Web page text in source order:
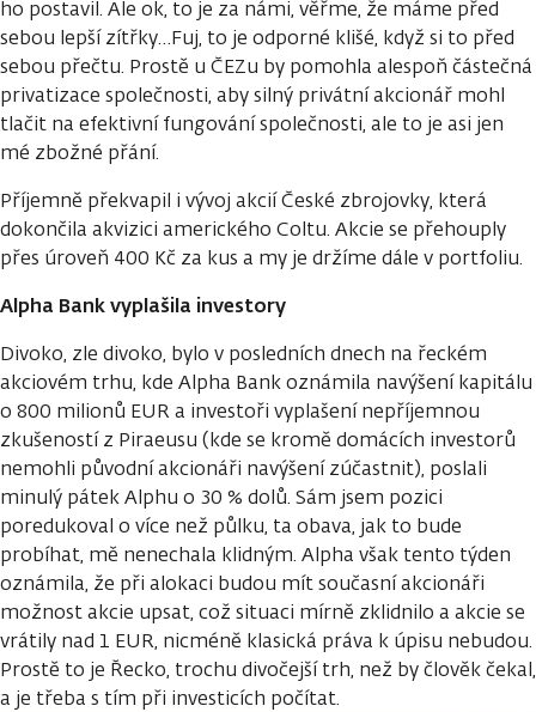
ho postavil. Ale ok, to je za námi, věřme, že máme před
sebou lepší zítřky…Fuj, to je odporné klišé, když si to před
sebou přečtu. Prostě u ČEZu by pomohla alespoň částečná
privatizace společnosti, aby silný privátní akcionář mohl
tlačit na efektivní fungování společnosti, ale to je asi jen
mé zbožné přání.
Příjemně překvapil i vývoj akcií České zbrojovky, která
dokončila akvizici amerického Coltu. Akcie se přehouply
přes úroveň 400 Kč za kus a my je držíme dále v portfoliu.
Alpha Bank vyplašila investory
Divoko, zle divoko, bylo v posledních dnech na řeckém
akciovém trhu, kde Alpha Bank oznámila navýšení kapitálu
o 800 milionů EUR a investoři vyplašení nepříjemnou
zkušeností z Piraeusu (kde se kromě domácích investorů
nemohli původní akcionáři navýšení zúčastnit), poslali
minulý pátek Alphu o 30 % dolů. Sám jsem pozici
poredukoval o více než půlku, ta obava, jak to bude
probíhat, mě nenechala klidným. Alpha však tento týden
oznámila, že při alokaci budou mít současní akcionáři
možnost akcie upsat, což situaci mírně zklidnilo a akcie se
vrátily nad 1 EUR, nicméně klasická práva k úpisu nebudou.
Prostě to je Řecko, trochu divočejší trh, než by člověk čekal,
a je třeba s tím při investicích počítat.